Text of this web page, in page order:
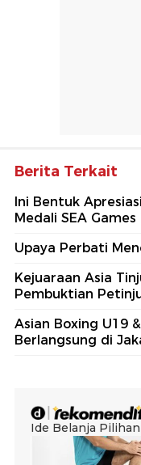
Berita Terkait
Ini Bentuk
Medali SEA Games
Upaya Perbati
Kejuaraan Asia
Pembuktian
Asian Boxing U19
Berlangsung di